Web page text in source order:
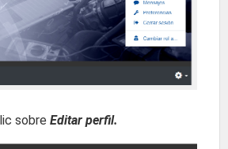
sobre Editar perfil.